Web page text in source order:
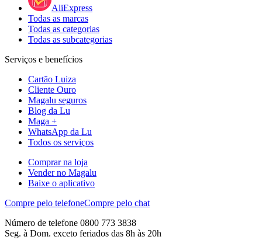
AliExpress
Todas as marcas
Todas as categorias
Todas as subcategorias
Serviços e benefícios
Cartão Luiza
Cliente Ouro
Magalu seguros
Blog da Lu
Maga +
WhatsApp da Lu
Todos os serviços
Comprar na loja
Vender no Magalu
Baixe o aplicativo
Compre pelo telefoneCompre pelo chat
Número de telefone 0800 773 3838
Seg. à Dom. exceto feriados das 8h às 20h